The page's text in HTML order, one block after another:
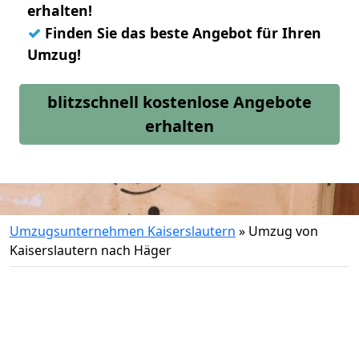
erhalten!
✓ Finden Sie das beste Angebot für Ihren
Umzug!
blitzschnell kostenlose Angebote
erhalten
Umzugsunternehmen Kaiserslautern » Umzug von
Kaiserslautern nach Häger